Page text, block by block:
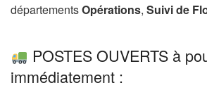
départementsOpérations, Suivi de
POSTES OUVERTS à
immédiatement :